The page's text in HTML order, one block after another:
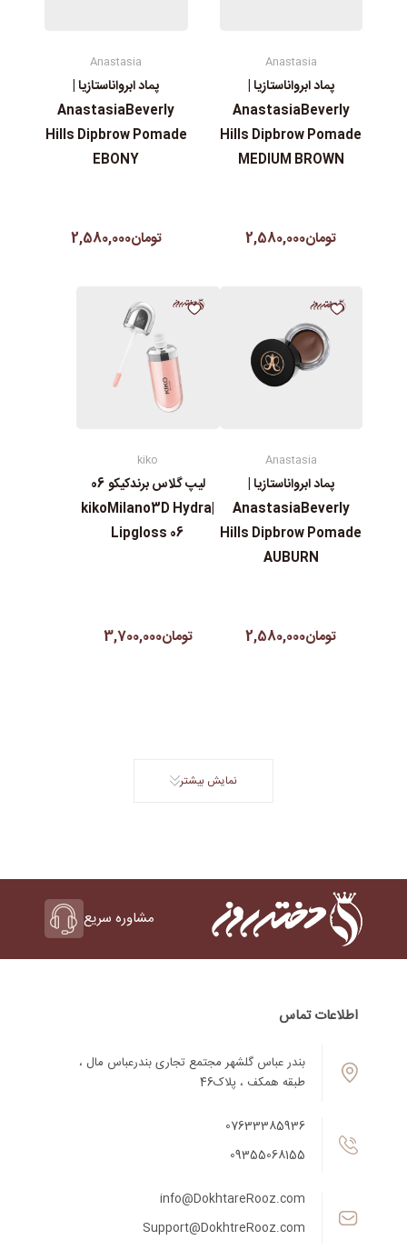
Anastasia
پماد ابرواناستازیا |
AnastasiaBeverly
Hills Dipbrow Pomade
MEDIUM BROWN
تومان2,580,000
Anastasia
پماد ابرواناستازیا |
AnastasiaBeverly
Hills Dipbrow Pomade
EBONY
تومان2,580,000
Anastasia
پماد ابرواناستازیا |
AnastasiaBeverly
Hills Dipbrow Pomade
AUBURN
تومان2,580,000
kiko
لیپ گلاس‌ برندکیکو 06
|kikoMilano3D Hydra
Lipgloss 06
تومان3,700,000
نمایش بیشتر
مشاوره سریع
اطلاعات تماس
بندر عباس گلشهر مجتمع تجاری بندرعباس مال ،
طبقه همکف ، پلاک46
07633385936
09355068155
info@DokhtareRooz.com
Support@DokhtreRooz.com